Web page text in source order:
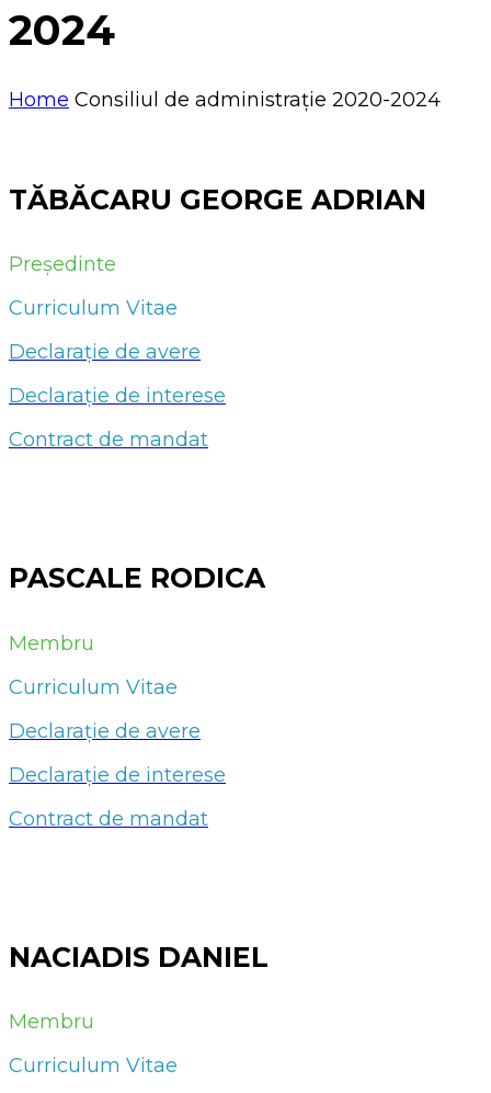
2024
Home Consiliul de administrație 2020-2024
TĂBĂCARU GEORGE ADRIAN
Președinte
Curriculum Vitae
Declarație de avere
Declarație de interese
Contract de mandat
PASCALE RODICA
Membru
Curriculum Vitae
Declarație de avere
Declarație de interese
Contract de mandat
NACIADIS DANIEL
Membru
Curriculum Vitae